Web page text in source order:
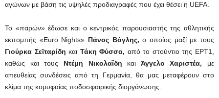
αγώνων με βάση τις υψηλές προδιαγραφές που έχει θέσει η UEFA.
Το «παρών» έδωσε και ο κεντρικός παρουσιαστής της αθλητικής
εκπομπής «Euro Nights» Πάνος Βόγλης, ο οποίος μαζί με τους
Γιούρκα Σεϊταρίδη και Τάκη Φύσσα, από το στούντιο της ΕΡΤ1,
καθώς και τους Ντέμη Νικολαΐδη και Άγγελο Χαριστέα, με
απευθείας συνδέσεις από τη Γερμανία, θα μας μεταφέρουν στο
κλίμα της κορυφαίας ποδοσφαιρικής διοργάνωσης.